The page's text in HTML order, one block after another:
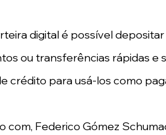
digital é possível
ou transferências rápidas e
crédito para usá-los como
com, Federico Gómez